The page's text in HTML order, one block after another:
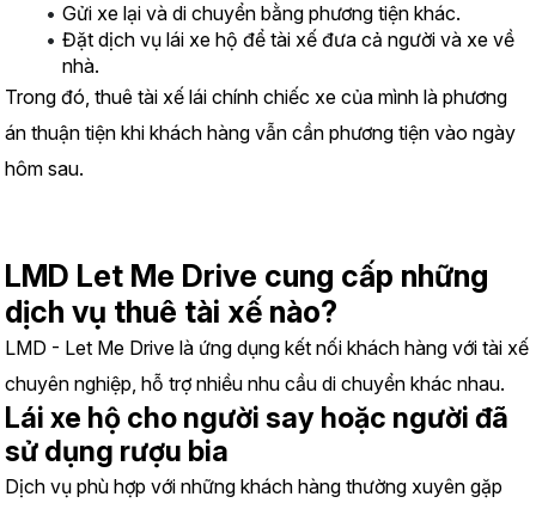
Gửi xe lại và di chuyển bằng phương tiện khác.
Đặt dịch vụ lái xe hộ để tài xế đưa cả người và xe về
nhà.
Trong đó, thuê tài xế lái chính chiếc xe của mình là phương
án thuận tiện khi khách hàng vẫn cần phương tiện vào ngày
hôm sau.
LMD Let Me Drive cung cấp những
dịch vụ thuê tài xế nào?
LMD - Let Me Drive là ứng dụng kết nối khách hàng với tài xế
chuyên nghiệp, hỗ trợ nhiều nhu cầu di chuyển khác nhau.
Lái xe hộ cho người say hoặc người đã
sử dụng rượu bia
Dịch vụ phù hợp với những khách hàng thường xuyên gặp